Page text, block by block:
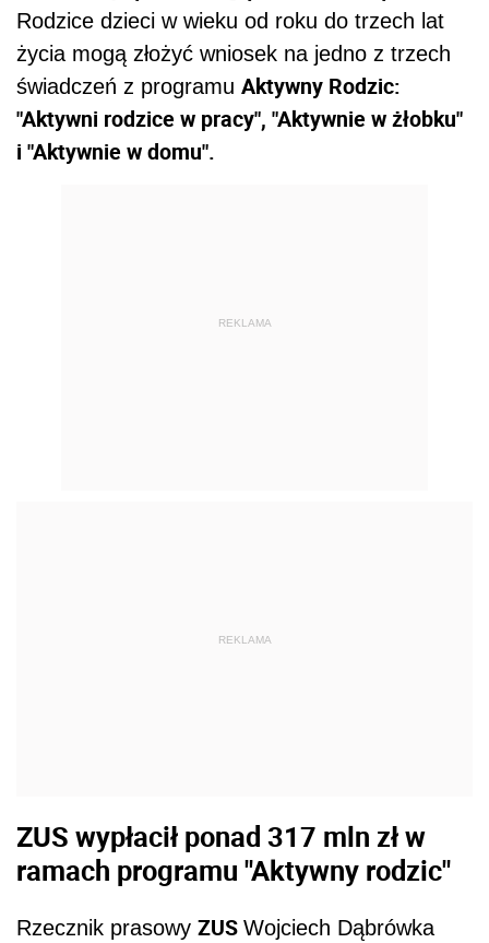
Rodzice dzieci w wieku od roku do trzech lat
życia mogą złożyć wniosek na jedno z trzech
świadczeń z programu Aktywny Rodzic:
"Aktywni rodzice w pracy", "Aktywnie w żłobku"
i "Aktywnie w domu".
REKLAMA
REKLAMA
ZUS wypłacił ponad 317 mln zł w
ramach programu "Aktywny rodzic"
Rzecznik prasowy ZUS Wojciech Dąbrówka